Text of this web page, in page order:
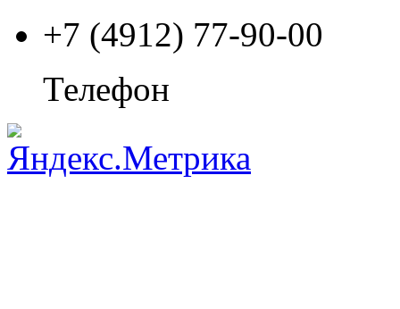
+7 (4912) 77-90-00
Телефон